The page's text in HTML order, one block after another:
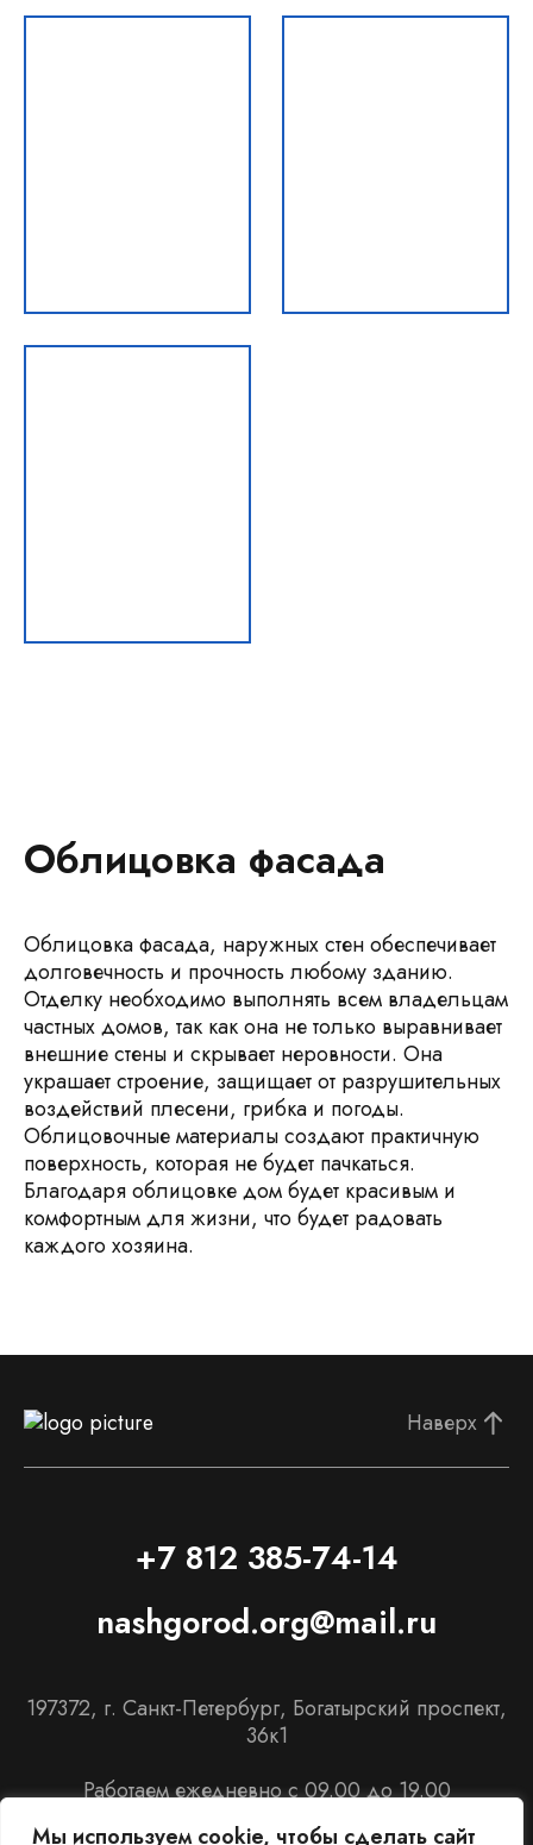
Мы используем cookie, чтобы сделать сайт
Облицовка фасада
Облицовка фасада, наружных стен обеспечивает
долговечность и прочность любому зданию.
Отделку необходимо выполнять всем владельцам
частных домов, так как она не только выравнивает
внешние стены и скрывает неровности. Она
украшает строение, защищает от разрушительных
воздействий плесени, грибка и погоды.
Облицовочные материалы создают практичную
поверхность, которая не будет пачкаться.
Благодаря облицовке дом будет красивым и
комфортным для жизни, что будет радовать
каждого хозяина.
Наверх
+7 812 385-74-14
nashgorod.org@mail.ru
197372, г. Санкт-Петербург, Богатырский проспект,
36к1
Работаем ежедневно с 09.00 до 19.00